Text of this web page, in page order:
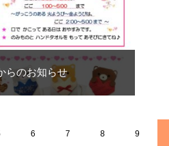
らのお知らせ
6 7 8 9